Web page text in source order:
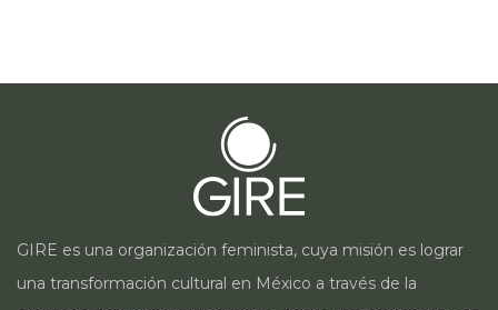
GIRE es una organización feminista, cuya misión es lograr
una transformación cultural en México a través de la